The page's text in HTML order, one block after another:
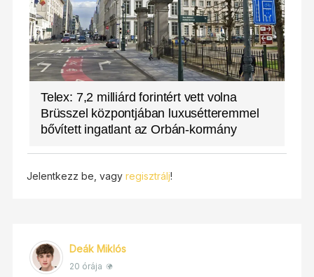
Telex: 7,2 milliárd forintért vett volna
Brüsszel központjában luxusétteremmel
bővített ingatlant az Orbán-kormány
Jelentkezz be, vagy regisztrálj!
Deák Miklós
20 órája